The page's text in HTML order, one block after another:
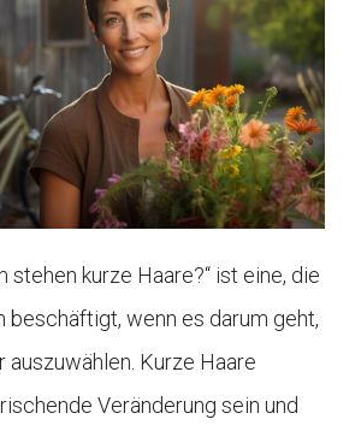
stehen kurze Haare?“ ist eine, die
beschäftigt, wenn es darum geht,
auszuwählen. Kurze Haare
Veränderung sein und